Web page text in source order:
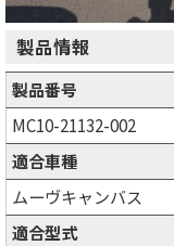
製品情報
製品番号
MC10-21132-002
適合車種
ムーヴキャンバス
適合型式